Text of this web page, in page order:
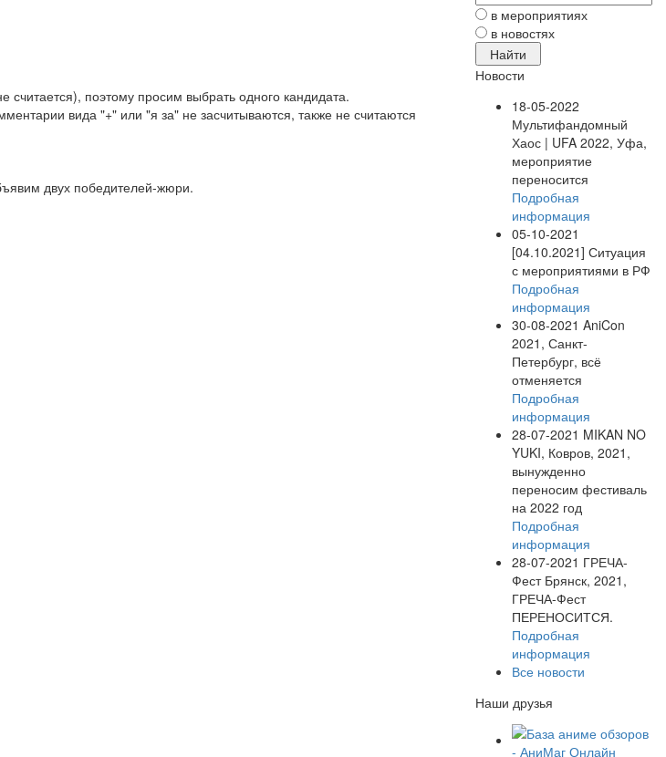
поэтому просим выбрать одного кандидата.
вида "+" или "я за" не засчитываются, также не считаются
двух победителей-жюри.
в мероприятиях
в новостях
Новости
18-05-2022
Мультифандомный
Хаос | UFA 2022, Уфа,
мероприятие
переносится
Подробная
информация
05-10-2021
[04.10.2021] Ситуация
с мероприятиями в РФ
Подробная
информация
30-08-2021 AniCon
2021, Санкт-
Петербург, всё
отменяется
Подробная
информация
28-07-2021 MIKAN NO
YUKI, Ковров, 2021,
вынужденно
переносим фестиваль
на 2022 год
Подробная
информация
28-07-2021 ГРЕЧА-
Фест Брянск, 2021,
ГРЕЧА-Фест
ПЕРЕНОСИТСЯ.
Подробная
информация
Все новости
Наши друзья